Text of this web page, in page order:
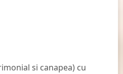
si canapea) cu